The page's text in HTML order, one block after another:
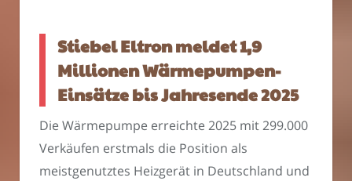
Stiebel Eltron meldet 1,9
Millionen Wärmepumpen-
Einsätze bis Jahresende 2025
Die Wärmepumpe erreichte 2025 mit 299.000
Verkäufen erstmals die Position als
meistgenutztes Heizgerät in Deutschland und